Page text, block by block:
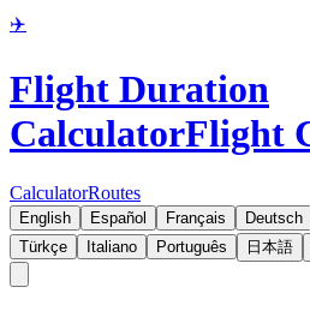
✈️
Flight Duration
CalculatorFlight
CalculatorRoutes
English Español Français Deutsch
Türkçe
Italiano Português 日本語